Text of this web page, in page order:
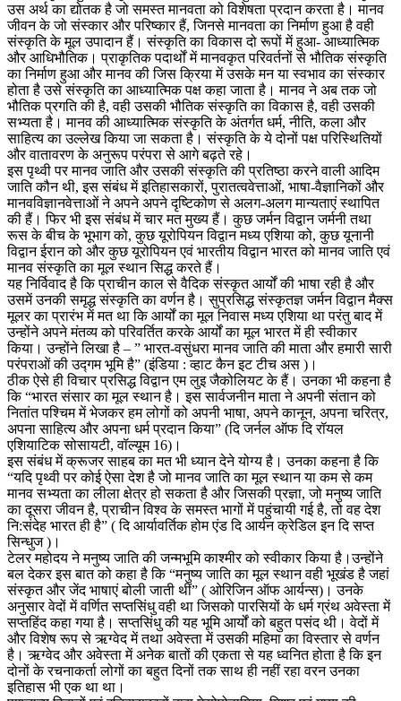
उस अर्थ का द्योतक है जो समस्त मानवता को विशेषता प्रदान करता है। मानव
जीवन के जो संस्कार और परिष्कार हैं, जिनसे मानवता का निर्माण हुआ है वही
संस्कृति के मूल उपादान हैं। संस्कृति का विकास दो रूपों में हुआ- आध्यात्मिक
और आधिभौतिक। प्राकृतिक पदार्थों में मानवकृत परिवर्तनों से भौतिक संस्कृति
का निर्माण हुआ और मानव की जिस क्रिया में उसके मन या स्वभाव का संस्कार
होता है उसे संस्कृति का आध्यात्मिक पक्ष कहा जाता है। मानव ने अब तक जो
भौतिक प्रगति की है, वही उसकी भौतिक संस्कृति का विकास है, वही उसकी
सभ्यता है। मानव की आध्यात्मिक संस्कृति के अंतर्गत धर्म, नीति, कला और
साहित्य का उल्लेख किया जा सकता है। संस्कृति के ये दोनों पक्ष परिस्थितियों
और वातावरण के अनुरूप परंपरा से आगे बढ़ते रहे।
इस पृथ्वी पर मानव जाति और उसकी संस्कृति की प्रतिष्ठा करने वाली आदिम
जाति कौन थी, इस संबंध में इतिहासकारों, पुरातत्ववेत्ताओं, भाषा-वैज्ञानिकों और
मानवविज्ञानवेत्ताओं ने अपने अपने दृष्टिकोण से अलग-अलग मान्यताएं स्थापित
की हैं। फिर भी इस संबंध में चार मत मुख्य हैं। कुछ जर्मन विद्वान जर्मनी तथा
रूस के बीच के भूभाग को, कुछ यूरोपियन विद्वान मध्य एशिया को, कुछ यूनानी
विद्वान ईरान को और कुछ यूरोपियन एवं भारतीय विद्वान भारत को मानव जाति एवं
मानव संस्कृति का मूल स्थान सिद्ध करते हैं।
यह निर्विवाद है कि प्राचीन काल से वैदिक संस्कृत आर्यों की भाषा रही है और
उसमें उनकी समृद्ध संस्कृति का वर्णन है। सुप्रसिद्ध संस्कृतज्ञ जर्मन विद्वान मैक्स
मूलर का प्रारंभ में मत था कि आर्यों का मूल निवास मध्य एशिया था परंतु बाद में
उन्होंने अपने मंतव्य को परिवर्तित करके आर्यों का मूल भारत में ही स्वीकार
किया। उन्होंने लिखा है – ” भारत-वसुंधरा मानव जाति की माता और हमारी सारी
परंपराओं की उद्गम भूमि है” (इंडिया : व्हाट कैन इट टीच अस )।
ठीक ऐसे ही विचार प्रसिद्ध विद्वान एम लुइ जैकोलियट के हैं। उनका भी कहना है
कि “भारत संसार का मूल स्थान है। इस सार्वजनीन माता ने अपनी संतान को
नितांत पश्चिम में भेजकर हम लोगों को अपनी भाषा, अपने कानून, अपना चरित्र,
अपना साहित्य और अपना धर्म प्रदान किया” (दि जर्नल ऑफ दि रॉयल
एशियाटिक सोसायटी, वॉल्यूम 16)।
इस संबंध में क्रूजर साहब का मत भी ध्यान देने योग्य है। उनका कहना है कि
“यदि पृथ्वी पर कोई ऐसा देश है जो मानव जाति का मूल स्थान या कम से कम
मानव सभ्यता का लीला क्षेत्र हो सकता है और जिसकी प्रज्ञा, जो मनुष्य जाति
का दूसरा जीवन है, प्राचीन विश्व के समस्त भागों में पहुंचायी गई है, तो वह देश
नि:संदेह भारत ही है” ( दि आर्यावर्तिक होम एंड दि आर्यन क्रेडिल इन दि सप्त
सिन्धुज )।
टेलर महोदय ने मनुष्य जाति की जन्मभूमि काश्मीर को स्वीकार किया है।उन्होंने
बल देकर इस बात को कहा है कि “मनुष्य जाति का मूल स्थान वही भूखंड है जहां
संस्कृत और जेंद भाषाएं बोली जाती थीं” ( ओरिजिन ऑफ आर्यन्स)। उनके
अनुसार वेदों में वर्णित सप्तसिंधु वही था जिसको पारसियों के धर्म ग्रंथ अवेस्ता में
सप्तहिंद कहा गया है। सप्तसिंधु की यह भूमि आर्यों को बहुत पसंद थी। वेदों में
और विशेष रूप से ऋग्वेद में तथा अवेस्ता में उसकी महिमा का विस्तार से वर्णन
है। ऋग्वेद और अवेस्ता में अनेक बातों की एकता से यह ध्वनित होता है कि इन
दोनों के रचनाकर्ता लोगों का बहुत दिनों तक साथ ही नहीं रहा वरन उनका
इतिहास भी एक था था।